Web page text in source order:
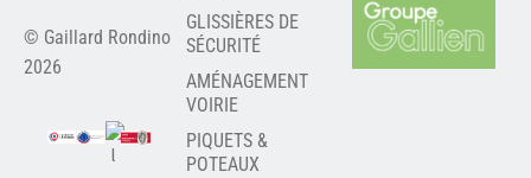
© Gaillard Rondino
2026
GLISSIÈRES DE
SÉCURITÉ
AMÉNAGEMENT
VOIRIE
PIQUETS &
POTEAUX